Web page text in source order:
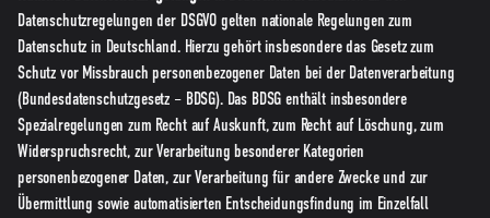
Datenschutzregelungen der DSGVO gelten nationale Regelungen zum
Datenschutz in Deutschland. Hierzu gehört insbesondere das Gesetz zum
Schutz vor Missbrauch personenbezogener Daten bei der Datenverarbeitung
(Bundesdatenschutzgesetz – BDSG). Das BDSG enthält insbesondere
Spezialregelungen zum Recht auf Auskunft, zum Recht auf Löschung, zum
Widerspruchsrecht, zur Verarbeitung besonderer Kategorien
personenbezogener Daten, zur Verarbeitung für andere Zwecke und zur
Übermittlung sowie automatisierten Entscheidungsfindung im Einzelfall